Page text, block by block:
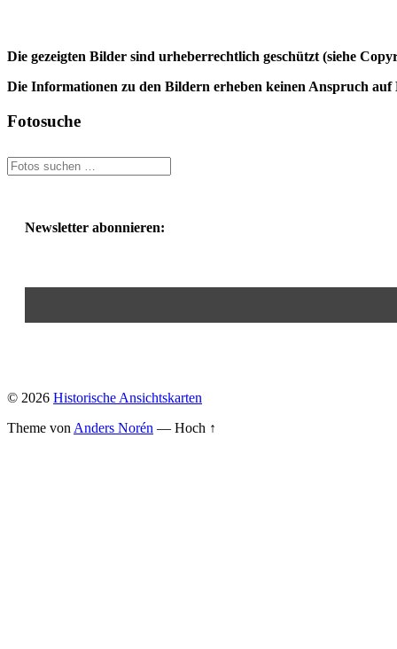
Die gezeigten Bilder sind urheberrechtlich geschützt (siehe
Die Informationen zu den Bildern erheben keinen Anspruch
Fotosuche
Newsletter abonnieren:
© 2026 Historische Ansichtskarten
Theme von Anders Norén — Hoch ↑